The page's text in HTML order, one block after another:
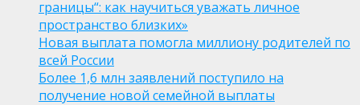
границы“: как научиться уважать личное
пространство близких»
Новая выплата помогла миллиону родителей по
всей России
Более 1,6 млн заявлений поступило на
получение новой семейной выплаты